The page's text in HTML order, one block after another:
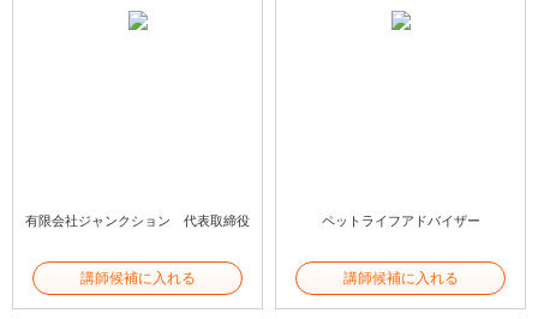
有限会社ジャンクション 代表取締役
講師候補に入れる
ペットライフアドバイザー
講師候補に入れる